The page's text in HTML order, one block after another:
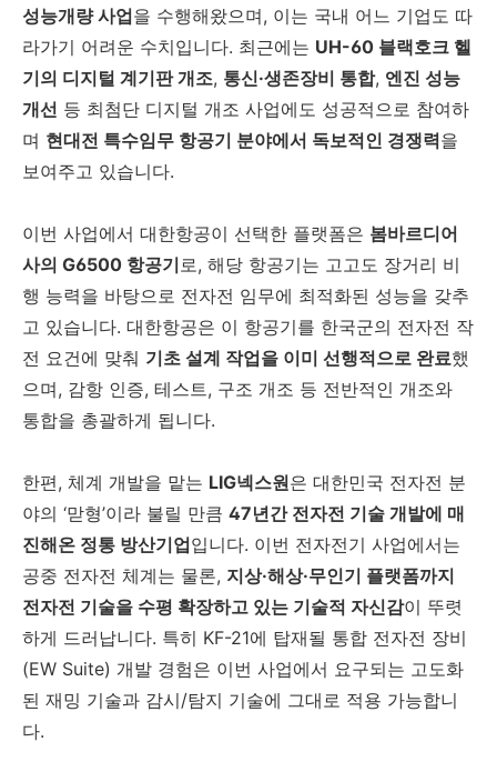
성능개량 사업을 수행해왔으며, 이는 국내 어느 기업도 따
라가기 어려운 수치입니다. 최근에는 UH-60 블랙호크 헬
기의 디지털 계기판 개조, 통신·생존장비 통합, 엔진 성능
개선 등 최첨단 디지털 개조 사업에도 성공적으로 참여하
며 현대전 특수임무 항공기 분야에서 독보적인 경쟁력을
보여주고 있습니다.
이번 사업에서 대한항공이 선택한 플랫폼은 봄바르디어
사의 G6500 항공기 로, 해당 항공기는 고고도 장거리 비
행 능력을 바탕으로 전자전 임무에 최적화된 성능을 갖추
고 있습니다. 대한항공은 이 항공기를 한국군의 전자전 작
전 요건에 맞춰 기초 설계 작업을 이미 선행적으로 완료했
으며, 감항 인증, 테스트, 구조 개조 등 전반적인 개조와
통합을 총괄하게 됩니다.
한편, 체계 개발을 맡는 LIG넥스원은 대한민국 전자전 분
야의 ‘맏형’이라 불릴 만큼 47년간 전자전 기술 개발에 매
진해온 정통 방산기업입니다. 이번 전자전기 사업에서는
공중 전자전 체계는 물론, 지상·해상·무인기 플랫폼까지
전자전 기술을 수평 확장하고 있는 기술적 자신감이 뚜렷
하게 드러납니다. 특히 KF-21에 탑재될 통합 전자전 장비
(EW Suite) 개발 경험은 이번 사업에서 요구되는 고도화
된 재밍 기술과 감시/탐지 기술에 그대로 적용 가능합니
다.